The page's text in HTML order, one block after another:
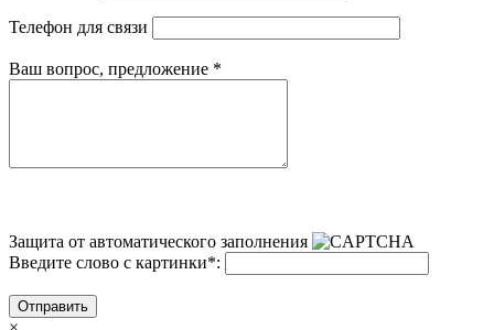
Телефон для связи
Ваш вопрос, предложение *
Защита от автоматического заполнения
Введите слово с картинки*:
Отправить